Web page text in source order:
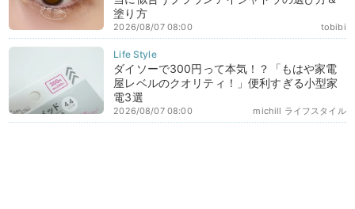
塗り方
tobibi
2026/08/07 08:00
ダイソーで300円って本気！？「もはや家電
屋レベルのクオリティ！」便利すぎる小型家
電3選
michill ライフスタイル
2026/08/07 08:00